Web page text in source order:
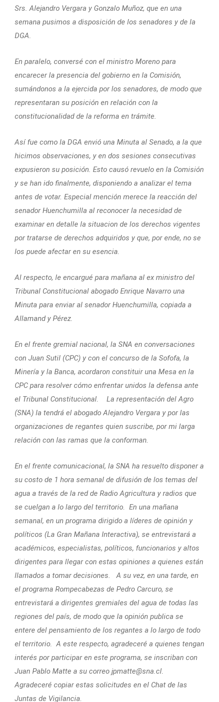
Srs. Alejandro Vergara y Gonzalo Muñoz, que en una
semana pusimos a disposición de los senadores y de la
DGA.
En paralelo, conversé con el ministro Moreno para
encarecer la presencia del gobierno en la Comisión,
sumándonos a la ejercida por los senadores, de modo que
representaran su posición en relación con la
constitucionalidad de la reforma en trámite.
Así fue como la DGA envió una Minuta al Senado, a la que
hicimos observaciones, y en dos sesiones consecutivas
expusieron su posición. Esto causó revuelo en la Comisión
y se han ido finalmente, disponiendo a analizar el tema
antes de votar. Especial mención merece la reacción del
senador Huenchumilla al reconocer la necesidad de
examinar en detalle la situacion de los derechos vigentes
por tratarse de derechos adquiridos y que, por ende, no se
los puede afectar en su esencia.
Al respecto, le encargué para mañana al ex ministro del
Tribunal Constitucional abogado Enrique Navarro una
Minuta para enviar al senador Huenchumilla, copiada a
Allamand y Pérez.
En el frente gremial nacional, la SNA en conversaciones
con Juan Sutil (CPC) y con el concurso de la Sofofa, la
Minería y la Banca, acordaron constituir una Mesa en la
CPC para resolver cómo enfrentar unidos la defensa ante
el Tribunal Constitucional. La representación del Agro
(SNA) la tendrá el abogado Alejandro Vergara y por las
organizaciones de regantes quien suscribe, por mi larga
relación con las ramas que la conforman.
En el frente comunicacional, la SNA ha resuelto disponer a
su costo de 1 hora semanal de difusión de los temas del
agua a través de la red de Radio Agricultura y radios que
se cuelgan a lo largo del territorio. En una mañana
semanal, en un programa dirigido a líderes de opinión y
políticos (La Gran Mañana Interactiva), se entrevistará a
académicos, especialistas, políticos, funcionarios y altos
dirigentes para llegar con estas opiniones a quienes están
llamados a tomar decisiones. A su vez, en una tarde, en
el programa Rompecabezas de Pedro Carcuro, se
entrevistará a dirigentes gremiales del agua de todas las
regiones del país, de modo que la opinión publica se
entere del pensamiento de los regantes a lo largo de todo
el territorio. A este respecto, agradeceré a quienes tengan
interés por participar en este programa, se inscriban con
Juan Pablo Matte a su correo jpmatte@sna.cl.
Agradeceré copiar estas solicitudes en el Chat de las
Juntas de Vigilancia.